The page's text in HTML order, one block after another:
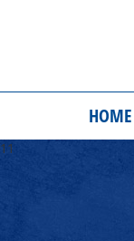
HOME
11